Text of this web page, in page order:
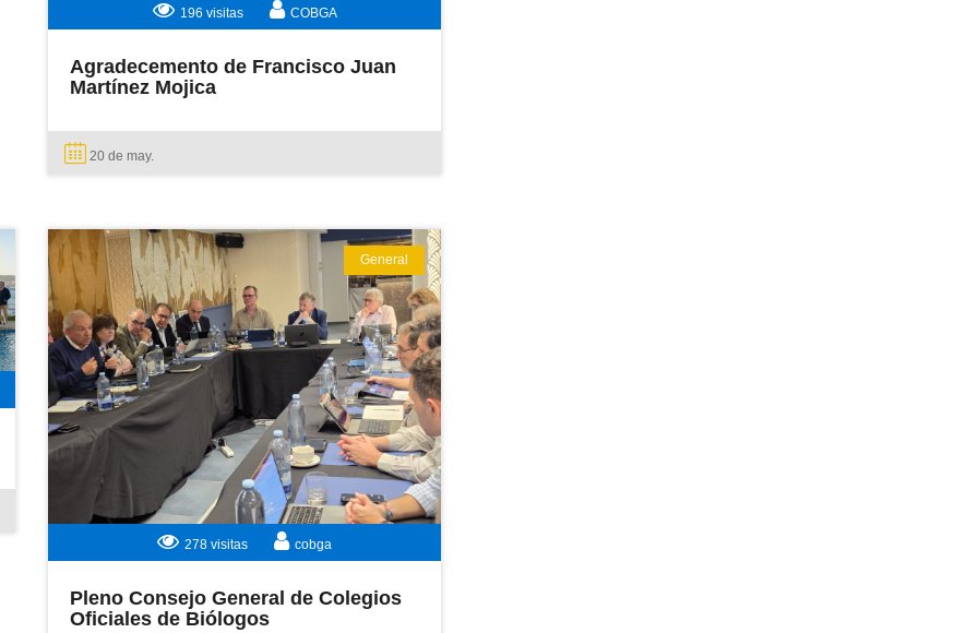
196 visitas COBGA
Agradecemento de Francisco Juan
Martínez Mojica
20 de may.
278 visitas cobga
General
Pleno Consejo General de Colegios
Oficiales de Biólogos